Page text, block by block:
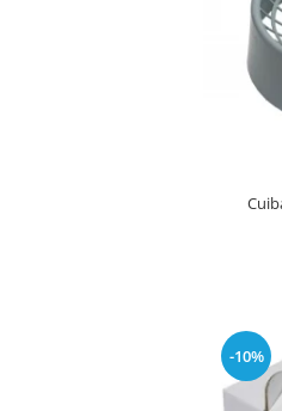
-10%